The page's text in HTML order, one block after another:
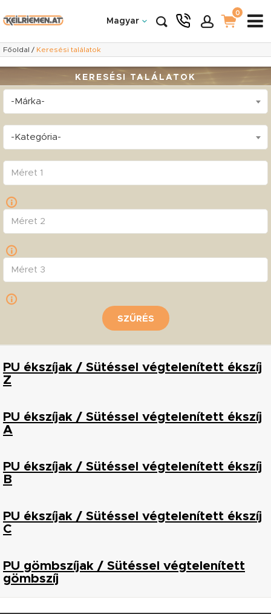
Magyar
0
Főoldal / Keresési találatok
KERESÉSI TALÁLATOK
-Márka-
-Kategória-
SZŰRÉS
PU ékszíjak / Sütéssel végtelenített ékszíj
Z
PU ékszíjak / Sütéssel végtelenített ékszíj
A
PU ékszíjak / Sütéssel végtelenített ékszíj
B
PU ékszíjak / Sütéssel végtelenített ékszíj
C
PU gömbszíjak / Sütéssel végtelenített
gömbszíj